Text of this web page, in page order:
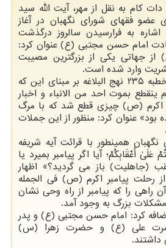
دات کام به نقل از مهر، آیت الله سید
فقهای شورای نگهبان در آغاز
به فرارسیدن سالروز درگذشت
امام حسن مجتبی (ع) عنوان کرد:
جهاتی یکی از بزرگترین مصیبت
وارد شده است.
وی با بیان جملاتی از خطبه ۲۳۵ نهج البلاغه بر مبنای این که
بموت احد من الانباء و اخبار
اکرم (ص) چیزی قطع شد که با مرگ
عنوان کرد: منظور از این جملات
همینطور با قرائت آیه شریفه
عَلَیٰ أَعْقَابِکُمْ؛ آیا اگر پیامبر بمیرد یا
(جاهلیت) باز می گردید؟» اظهار
رحلت پیامبر اکرم (ص) فی الجمله
را که پیامبر از راه وحی نشان
بزرگ به وجود آمد.
کرد: امام حسن مجتبی (ع) و پدر
علی (ع) و حضرت زهرا (س)
داشتند.